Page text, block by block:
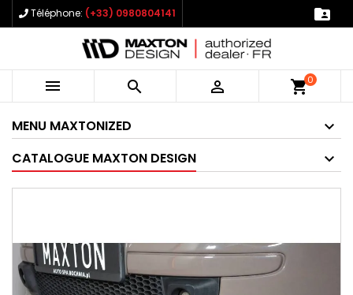
Téléphone: (+33) 0980804141 
   shopping_cart0
MENU MAXTONIZED
CATALOGUE MAXTON DESIGN